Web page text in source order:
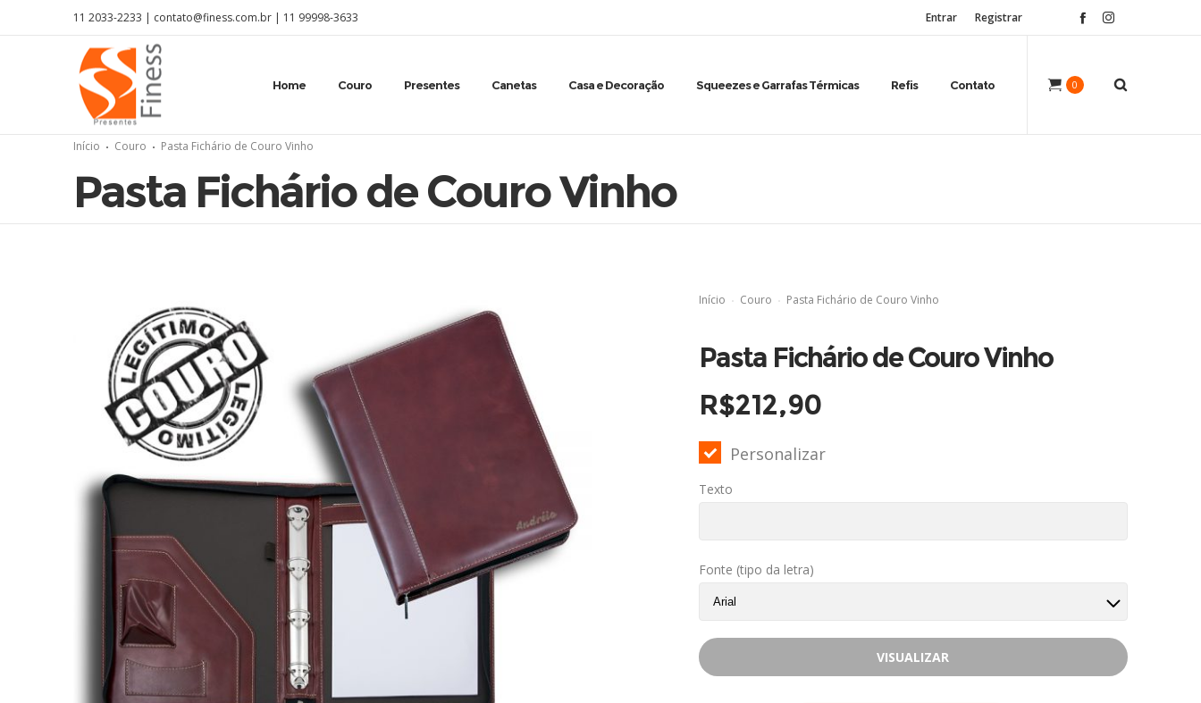
11 2033-2233 | contato@finess.com.br | 11 99998-3633 Entrar Registrar
0
Home Couro Presentes Canetas Casa e Decoração Squeezes e Garrafas Térmicas Refis Contato
Início Couro Pasta Fichário de Couro Vinho
Pasta Fichário de Couro Vinho
Início Couro Pasta Fichário de Couro Vinho
Pasta Fichário de Couro Vinho
R$212,90
Personalizar
Texto
Fonte (tipo da letra)
VISUALIZAR